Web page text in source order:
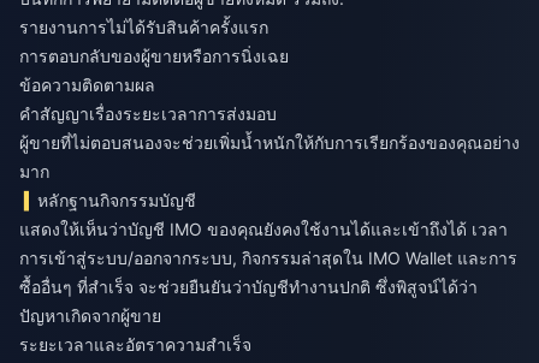
รายงานการไม่ได้รับสินค้าครั้งแรก
การตอบกลับของผู้ขายหรือการนิ่งเฉย
ข้อความติดตามผล
คำสัญญาเรื่องระยะเวลาการส่งมอบ
ผู้ขายที่ไม่ตอบสนองจะช่วยเพิ่มน้ำหนักให้กับการเรียกร้องของคุณอย่าง
มาก
หลักฐานกิจกรรมบัญชี
แสดงให้เห็นว่าบัญชี IMO ของคุณยังคงใช้งานได้และเข้าถึงได้ เวลา
การเข้าสู่ระบบ/ออกจากระบบ, กิจกรรมล่าสุดใน IMO Wallet และการ
ซื้ออื่นๆ ที่สำเร็จ จะช่วยยืนยันว่าบัญชีทำงานปกติ ซึ่งพิสูจน์ได้ว่า
ปัญหาเกิดจากผู้ขาย
ระยะเวลาและอัตราความสำเร็จ